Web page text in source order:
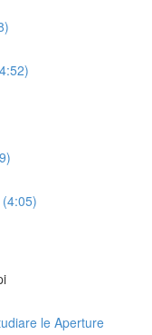
le Aperture